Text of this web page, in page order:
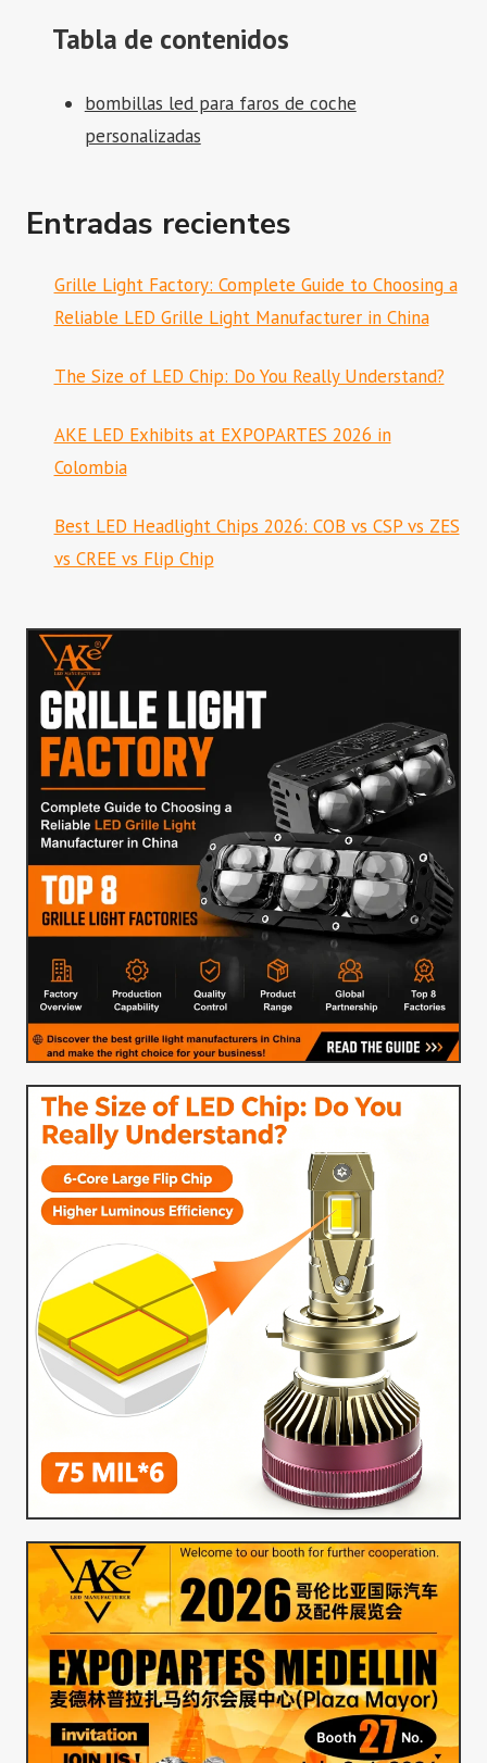
Tabla de contenidos
bombillas led para faros de coche
personalizadas
Entradas recientes
Grille Light Factory: Complete Guide to Choosing a
Reliable LED Grille Light Manufacturer in China
The Size of LED Chip: Do You Really Understand?
AKE LED Exhibits at EXPOPARTES 2026 in
Colombia
Best LED Headlight Chips 2026: COB vs CSP vs ZES
vs CREE vs Flip Chip